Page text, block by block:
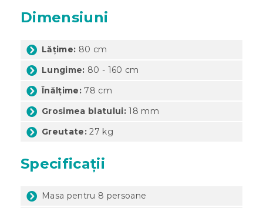
Dimensiuni
Lățime: 80 cm
Lungime: 80 - 160 cm
Înălțime: 78 cm
Grosimea blatului: 18 mm
Greutate: 27 kg
Specificații
Masa pentru 8 persoane